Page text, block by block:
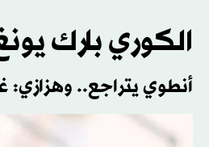
الكوري بارك
أنطوي يتراجع.. وهزازي: